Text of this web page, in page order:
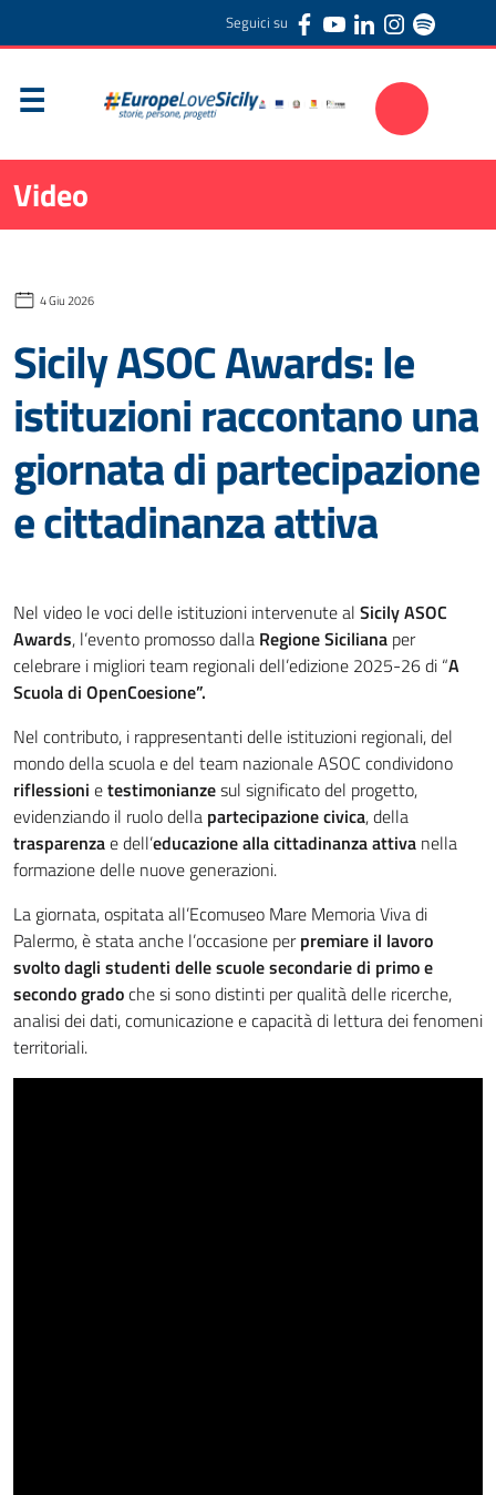
Seguici su
Video
4 Giu 2026
Sicily ASOC Awards: le
istituzioni raccontano una
giornata di partecipazione
e cittadinanza attiva
Nel video le voci delle istituzioni intervenute al Sicily ASOC
Awards, l’evento promosso dalla Regione Siciliana per
celebrare i migliori team regionali dell’edizione 2025-26 di “A
Scuola di OpenCoesione”.
Nel contributo, i rappresentanti delle istituzioni regionali, del
mondo della scuola e del team nazionale ASOC condividono
riflessioni etestimonianzesul significato del progetto,
evidenziando il ruolo della partecipazione civica, della
trasparenzae dell’educazione alla cittadinanza attiva nella
formazione delle nuove generazioni.
La giornata, ospitata all’Ecomuseo Mare Memoria Viva di
Palermo, è stata anche l’occasione perpremiare il lavoro
svolto dagli studenti delle scuole secondarie di primo e
secondo gradoche si sono distinti per qualità delle ricerche,
analisi dei dati, comunicazione e capacità di lettura dei fenomeni
territoriali.